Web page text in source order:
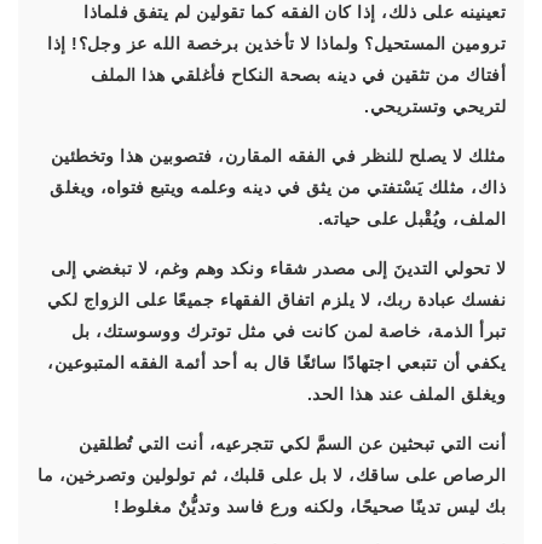
تعينينه على ذلك، إذا كان الفقه كما تقولين لم يتفق فلماذا
ترومين المستحيل؟ ولماذا لا تأخذين برخصة الله عز وجل؟! إذا
أفتاك من تثقين في دينه بصحة النكاح فأغلقي هذا الملف
لتريحي وتستريحي.
مثلك لا يصلح للنظر في الفقه المقارن، فتصوبين هذا وتخطئين
ذاك، مثلك يَسْتفتي من يثق في دينه وعلمه ويتبع فتواه، ويغلق
الملف، ويُقْبل على حياته.
لا تحولي التدينَ إلى مصدر شقاء ونكد وهم وغم، لا تبغضي إلى
نفسك عبادة ربك، لا يلزم اتفاق الفقهاء جميعًا على الزواج لكي
تبرأ الذمة، خاصة لمن كانت في مثل توترك ووسوستك، بل
يكفي أن تتبعي اجتهادًا سائغًا قال به أحد أئمة الفقه المتبوعين،
ويغلق الملف عند هذا الحد.
أنت التي تبحثين عن السمَّ لكي تتجرعيه، أنت التي تُطلقين
الرصاص على ساقك، لا بل على قلبك، ثم تولولين وتصرخين، ما
بك ليس تدينًا صحيحًا، ولكنه ورع فاسد وتديُّنٌ مغلوط!